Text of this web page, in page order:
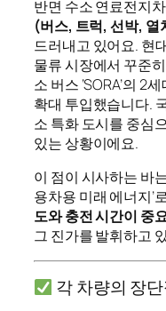
반면 수소 연료전지
(버스, 트럭, 선박, 열
드러내고 있어요. 현
물류 시장에서 꾸준
소 버스 ‘SORA’의 2
확대 투입했습니다.
소 특화 도시를 중심
있는 상황이에요.
이 점이 시사하는 바
용차용 미래 에너지’
도와 충전 시간이 중
그 진가를 발휘하고
각 차량의 장